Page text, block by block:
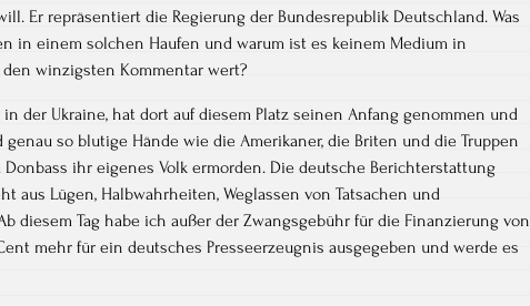
Er repräsentiert die Regierung der Bundesrepublik Deutschland. Was
in einem solchen Haufen und warum ist es keinem Medium in
winzigsten Kommentar wert?
in der Ukraine, hat dort auf diesem Platz seinen Anfang genommen und
so blutige Hände wie die Amerikaner, die Briten und die Truppen
Donbass ihr eigenes Volk ermorden. Die deutsche Berichterstattung
aus Lügen, Halbwahrheiten, Weglassen von Tatsachen und
diesem Tag habe ich außer der Zwangsgebühr für die Finanzierung von
mehr für ein deutsches Presseerzeugnis ausgegeben und werde es